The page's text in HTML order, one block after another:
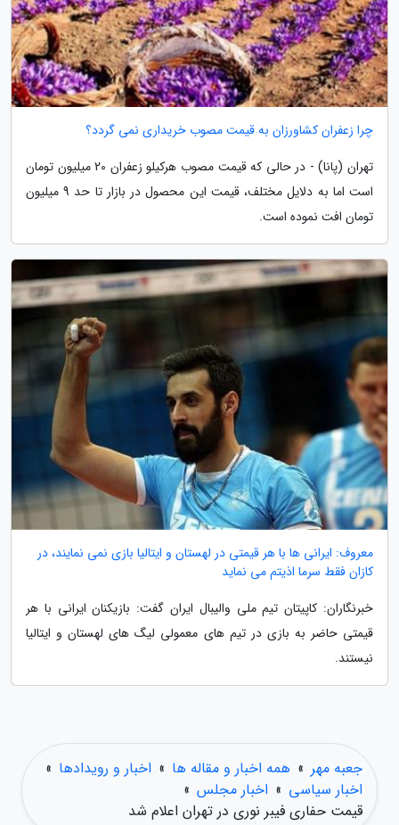
چرا زعفران کشاورزان به قیمت مصوب خریداری نمی گردد؟
تهران (پانا) - در حالی که قیمت مصوب هرکیلو زعفران 20 میلیون تومان
است اما به دلایل مختلف، قیمت این محصول در بازار تا حد 9 میلیون
تومان افت نموده است.
معروف: ایرانی ها با هر قیمتی در لهستان و ایتالیا بازی نمی نمایند، در
کازان فقط سرما اذیتم می نماید
خبرنگاران: کاپیتان تیم ملی والیبال ایران گفت: بازیکنان ایرانی با هر
قیمتی حاضر به بازی در تیم های معمولی لیگ های لهستان و ایتالیا
نیستند.
جعبه مهر » همه اخبار و مقاله ها » اخبار و رویدادها »
اخبار سیاسی » اخبار مجلس »
قیمت حفاری فیبر نوری در تهران اعلام شد